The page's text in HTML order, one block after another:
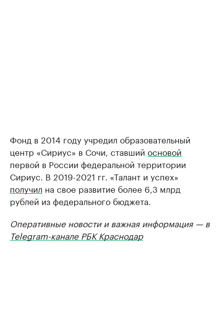
Фонд в 2014 году учредил образовательный
центр «Сириус» в Сочи, ставший основой
первой в России федеральной территории
Сириус. В 2019-2021 гг. «Талант и успех»
получил на свое развитие более 6,3 млрд
рублей из федерального бюджета.
Оперативные новости и важная информация — в
Telegram-канале РБК Краснодар